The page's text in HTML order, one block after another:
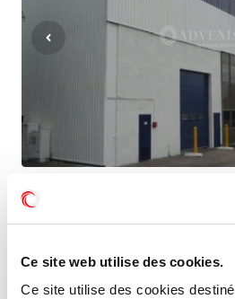
Ce site web utilise des cookies.
Ce site utilise des cookies
Location Entrepôts
4 058 m²
Divisible dès 1 725 m²
À
HT